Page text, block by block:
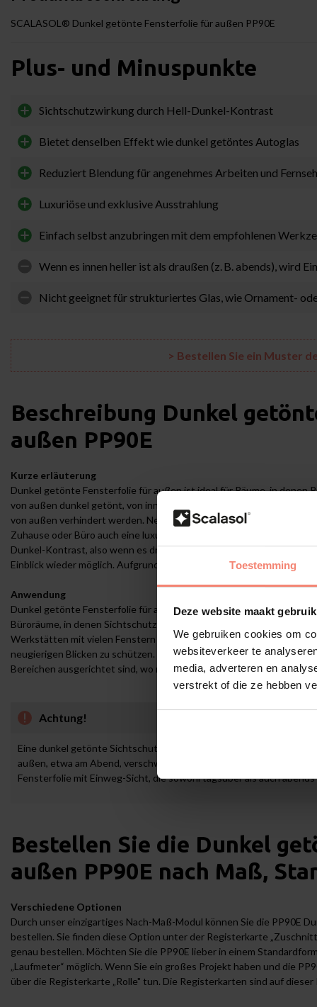
Toestemming
Deze website maakt
We gebruiken cookies om
websiteverkeer te
media, adverteren en
verstrekt of die ze hebben
SCALASOL® Dunkel getönte Fensterfolie für außen PP90E
Plus- und Minuspunkte
Sichtschutzwirkung durch Hell-Dunkel-Kontrast
Bietet denselben Effekt wie dunkel getöntes Autoglas
Reduziert Blendung für angenehmes Arbeiten und
Luxuriöse und exklusive Ausstrahlung
Einfach selbst anzubringen mit dem empfohlenen
Wenn es innen heller ist als draußen (z. B. abends), wird
Nicht geeignet für strukturiertes Glas, wie Ornament-
> Bestellen Sie ein Muster
Beschreibung Dunkel
außen PP90E
Kurze erläuterung
Dunkel getönte Fensterfolie für außen ist ideal für Räume, in denen
von außen dunkel getönt, von innen jedoch heller. So bleibt die Sicht
von außen verhindert werden. Neben dem Sichtschutz verleiht die
Zuhause oder Büro auch eine luxuriöse und exklusive Ausstrahlung.
Dunkel-Kontrast, also wenn es draußen heller ist als drinnen. Ist es
Einblick wieder möglich. Aufgrund der dunklen Tönung reduziert die
Anwendung
Dunkel getönte Fensterfolie für außen eignet sich besonders für
Büroräume, in denen Sichtschutz gewünscht ist, ohne auf den
Werkstätten mit vielen Fenstern ist sie eine ideale Lösung, um
neugierigen Blicken zu schützen. Ebenso eignet sich die PP90E für
Bereichen ausgerichtet sind, wo man sich etwas mehr Privatsphäre
Achtung!
Eine dunkel getönte Sichtschutzfolie funktioniert auf Basis des
außen, etwa am Abend, verschwindet der Sichtschutzeffekt und
Fensterfolie mit Einweg-Sicht, die sowohl tagsüber als auch
Bestellen Sie die Dunkel
außen PP90E nach Maß,
Verschiedene Optionen
Durch unser einzigartiges Nach-Maß-Modul können Sie die PP90E
bestellen. Sie finden diese Option unter der Registerkarte
genau bestellen. Möchten Sie die PP90E lieber in einem
„Laufmeter“ möglich. Wenn Sie ein großes Projekt haben und die
über die Registerkarte „Rolle" tun. Die Registerkarten sind auf